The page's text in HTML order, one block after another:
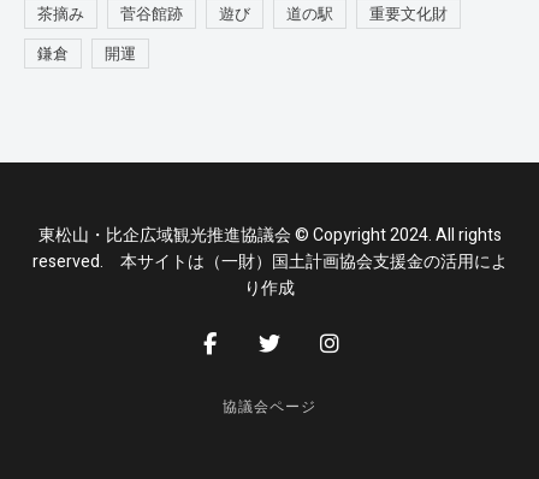
茶摘み
菅谷館跡 遊び 道の駅
重要文化財
鎌倉
開運
東松山・比企広域観光推進協議会 © Copyright 2024. All rights
reserved. 本サイトは（一財）国土計画協会支援金の活用によ
り作成
協議会ページ